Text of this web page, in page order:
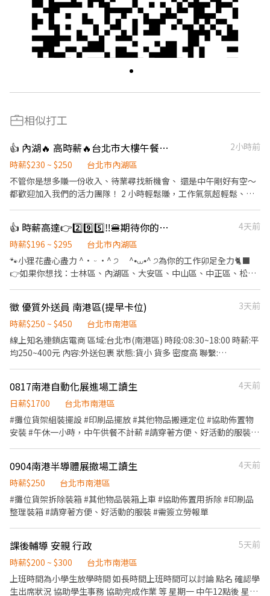
相似打工
👍 內湖🔥 高時薪🔥台北市大樓午餐發餐小幫手招募中（內湖）#高薪 #
2小時前
時薪$230 ~ $250
台北市內湖區
不管你是想多賺一份收入、待業尋找新機會、 還是中午剛好有空～
都歡迎加入我們的活力團隊！ 2 小時輕鬆賺，工作氣氛超輕鬆、超
大安 / 內湖 / 松山 🧑‍💼【你要做什麼？】 1️⃣ 在指定地點等待餐盒送
達 2️⃣ 核對報表確認餐點正確性 3️⃣ 協助大樓上班族領取午餐 → 結算
訂單 → 直接下班！ ⏰【上班時間】 11:00 ～ 13:00（多數情況
12:45 就能提早下班超讚！） 📌 週一至週五（見紅就休，國定假日
（自動打怪升級制）： 累積滿 252 小時（約正常排班半年），時薪
直接大躍進至 230 元！ 之後每再滿 252 小時，時薪再加 5 元，最高
元）： 為了公平起見，獎金依照「當月總工作日」浮動計算，大月
小月都不吃虧！ 達標第一階【出勤達當月工作日減 2 天】：發放獎
金 500 元 達標第二階【當月工作日全勤】：額外再發 1,500 元！
(💡 幫你算好啦：假設當月工作日 22 天，出勤達 20 天多拿 500
專屬優惠： 員工訂餐享 8 折優惠，午餐直接幫你省一筆！ 🎊 【限時
加碼】3,000元久任獎金： 只要在 6 月底前入職，且「平日穩定出
勤」，期滿直接額外爽領 3,000 元！ 🧩【我們希望你是這樣】 ✔ 配
合度高：必須能「週一至週五」每天穩定排班出勤 🌟 ✔ 有餐飲或服
務業經驗更棒 ✔ 不怕生、願意熱情招呼上班族 ✔ 反應快、口條清
楚、細心、有責任感 ✔ 身體健康、能穩定出勤、不亂請假 ⚠️ 臨時
性、超短期、常無法到班者請勿試 想賺午餐小時光、又想和好團隊
一起穩穩賺錢嗎？ 那你就是我們要找的夥伴！🔥🙌 趕快投遞履歷
吧！
👍 時薪高達👉2️⃣9️⃣5️⃣‼️🍔期待你的「麥」力演出🍟餐飲服務員
4天前
時薪$196 ~ $295
台北市內湖區
🐾小狸花盡心盡力 ^• ᵕ •^ ੭ ^⦁⩊⦁^ ੭為你的工作卯足全力🐈‍⬛
👉如果你想找：士林區、內湖區、大安區、中山區、中正區、松山
客服務 🍌 炸物製餐 🍑 廚具、環境清潔維護 🫐 主管交辦事宜 🍉 內外
場都會接觸唷 .˚⊹ ⁺‧ 【工作時間】 ‧⁺ ⊹˚. ☀️ 早班：07:00 - 14:00
🌙 晚班：16:00 - 23:00 ⭐ 夜班：21:00 - 02:00 ⚠️每間店有缺的時段
不同，應徵時請告知我要應徵哪一區或哪間店 .˚⊹ ⁺‧ 【薪資制度】
📌 採排休制（無固定休） 🗓️ 周一至週日皆需排班 🚫 周六、周日可
排休不可固定休 .˚⊹ ⁺‧ 【上班地點】 ‧⁺ ⊹˚. 👉士林區 台北士林店
內湖區內湖路一段283號 台北舊宗二店📍台北市內湖區舊宗路一段
275號 👉大安區 羅斯福店📍台北市大安區羅斯福路二段45號 台北麟
光店📍台北市大安區和平東路三段406巷8號 台北復興二店📍台北市
大安區復興南路二段273號 台北光復店📍台北市大安區光復南路286
📍台北市中山區南京東路三段210之1號 👉中正區 林森二店📍台北
市中正區林森南路1號 台北濟南店📍台北市中正區濟南路二段66號
台北館前店📍台北市中正區館前路8號 台北公園店📍台北市中正區
公園路30-1號 台北南昌店📍台北市中正區南昌路一段149號 👉松山
區 台北民生店📍台北市松山區民生東路三段135號 台北民權店📍台
北市松山區民權東路三段128號 台北南京二店📍台北市松山區南京
東路五段162號 台北南京六店📍台北市松山區南京東路四段57號 👉
信義區 忠孝四店📍台北市信義區忠孝東路五段522號 台北101店📍
台北市信義區市府路45號 台北夢廣場店📍台北市信義區松高路11號
徵 優質外送員 南港區(提早卡位)
3天前
時薪$250 ~ $450
台北市南港區
線上知名連鎖店電商 區域:台北市(南港區) 時段:08:30~18:00 時薪:平
均250~400元 內容:外送包裹 狀態:貨小 貨多 密度高 聯繫:
0817南港自動化展進場工讀生
4天前
日薪$1700
台北市南港區
#攤位貨架組裝擺設 #印刷品擺放 #其他物品搬運定位 #協助佈置物
安裝 #午休一小時，中午供餐不計薪 #請穿著方便、好活動的服裝 #
0904南港半導體展撤場工讀生
4天前
時薪$250
台北市南港區
#攤位貨架拆除裝箱 #其他物品裝箱上車 #協助佈置用拆除 #印刷品
整理裝箱 #請穿著方便、好活動的服裝 #需簽立勞報單
課後輔導 安親 行政
5天前
時薪$200 ~ $300
台北市南港區
上班時間為小學生放學時間 如長時間上班時間可以討論 點名 確認學
生出席狀況 協助學生事務 協助完成作業 等 星期一 中午12點後 星期